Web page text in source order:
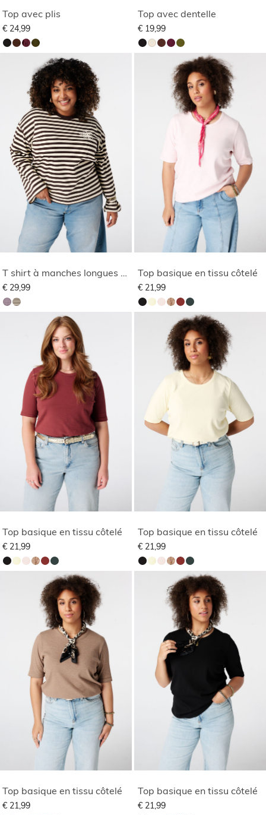
Top avec plis
€ 24,99
Top avec dentelle
€ 19,99
€ 29,99
Top basique en tissu côtelé
€ 21,99
Top basique en tissu côtelé
€ 21,99
Top basique en tissu côtelé
€ 21,99
Top basique en tissu côtelé
€ 21,99
Top basique en tissu côtelé
€ 21,99